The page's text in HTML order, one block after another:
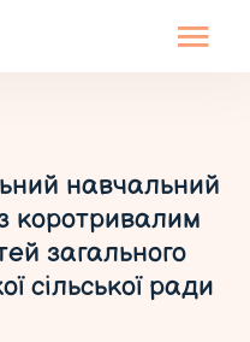
навчальний
коротривалим
загального
сільської ради